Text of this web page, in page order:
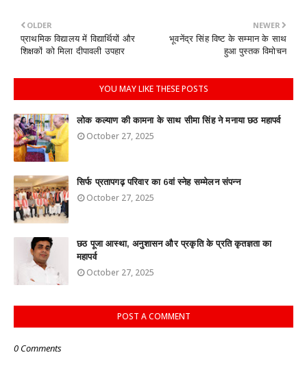
NEWER
भूवनेंद्र सिंह विष्ट के सम्मान के साथ
हुआ पुस्तक विमोचन
OLDER
प्राथमिक विद्यालय में विद्यार्थियों और
शिक्षकों को मिला दीपावली उपहार
YOU MAY LIKE THESE POSTS
लोक कल्याण की कामना के साथ सीमा सिंह ने मनाया छठ महापर्व
October 27, 2025
सिर्फ प्रतापगढ़ परिवार का 6वां स्नेह सम्मेलन संपन्न
October 27, 2025
छठ पूजा आस्था, अनुशासन और प्रकृति के प्रति कृतज्ञता का
महापर्व
October 27, 2025
POST A COMMENT
0 Comments